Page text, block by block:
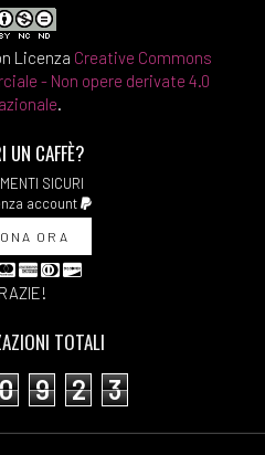
Licenza Creative Commons
- Non opere derivate 4.0
.
UN CAFFÈ?
SICURI
account
ORA
TOTALI
9 2 3